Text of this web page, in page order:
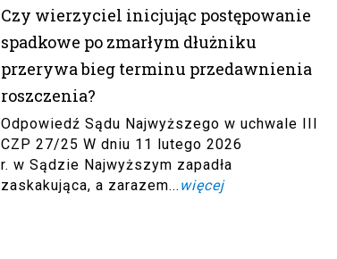
Czy wierzyciel inicjując postępowanie
spadkowe po zmarłym dłużniku
przerywa bieg terminu przedawnienia
roszczenia?
Odpowiedź Sądu Najwyższego w uchwale III
CZP 27/25 W dniu 11 lutego 2026
r. w Sądzie Najwyższym zapadła
zaskakująca, a zarazem... więcej